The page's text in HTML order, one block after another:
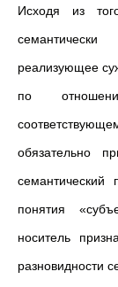
Исходя из
реализующее
по
обязательно
семантический
понятия
носитель
разновидности